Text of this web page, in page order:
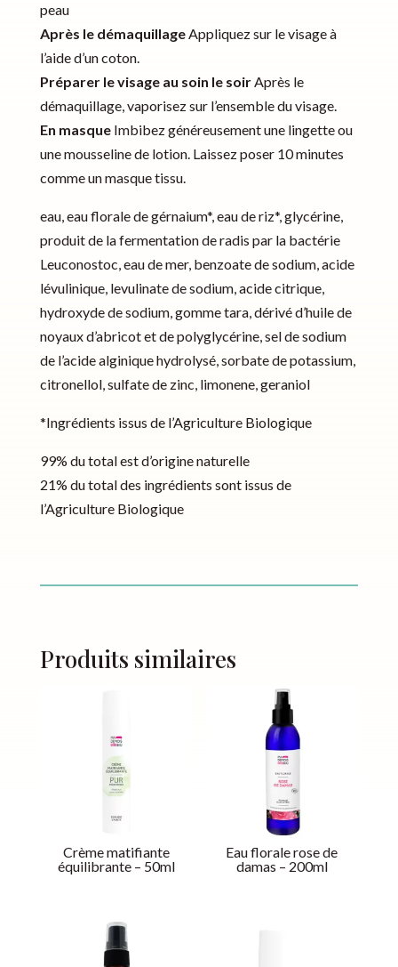
peau
Après le démaquillageAppliquez sur le visage à
l’aide d’un coton.
Préparer le visage au soin le soirAprès le
démaquillage, vaporisez sur l’ensemble du visage.
En masqueImbibez généreusement une lingette ou
une mousseline de lotion. Laissez poser 10 minutes
comme un masque tissu.
eau, eau florale de gérnaium*, eau de riz*, glycérine,
produit de la fermentation de radis par la bactérie
Leuconostoc, eau de mer, benzoate de sodium, acide
lévulinique, levulinate de sodium, acide citrique,
hydroxyde de sodium, gomme tara, dérivé d’huile de
noyaux d’abricot et de polyglycérine, sel de sodium
de l’acide alginique hydrolysé, sorbate de potassium,
citronellol, sulfate de zinc, limonene, geraniol
*Ingrédients issus de l’Agriculture Biologique
99% du total est d’origine naturelle
21% du total des ingrédients sont issus de
l’Agriculture Biologique
Produits similaires
Crème matifiante
équilibrante – 50ml
Eau florale rose de
damas – 200ml